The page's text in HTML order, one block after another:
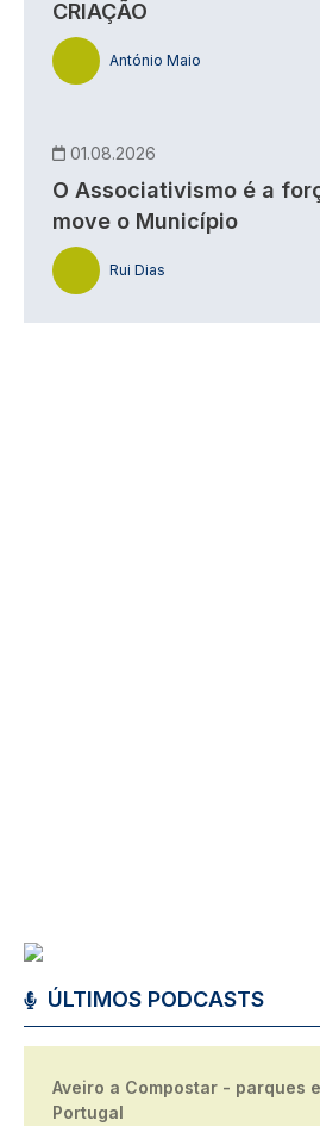
CRIAÇÃO
António Maio
01.08.2026
O Associativismo é a
move o Município
Rui Dias
ÚLTIMOS PODCASTS
Aveiro a Compostar - parques
Portugal